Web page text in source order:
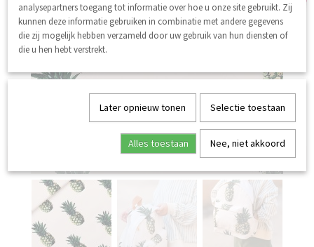
analysepartners toegang tot informatie over hoe u onze site gebruikt. Zij
kunnen deze informatie gebruiken in combinatie met andere gegevens
die zij mogelijk hebben verzameld door uw gebruik van hun diensten of
die u hen hebt verstrekt.
Later opnieuw tonen Selectie toestaan
Alles toestaan Nee, niet akkoord